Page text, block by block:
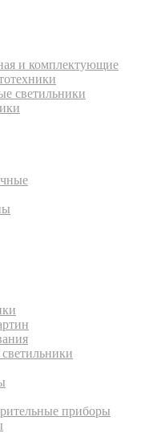
и комплектующие
светильники
приборы